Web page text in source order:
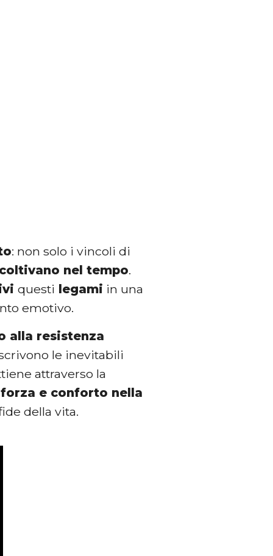
: non solo i vincoli di
nel tempo.
questi legami in una
emotivo.
alla resistenza
le inevitabili
attraverso la
forza e conforto nella
della vita.